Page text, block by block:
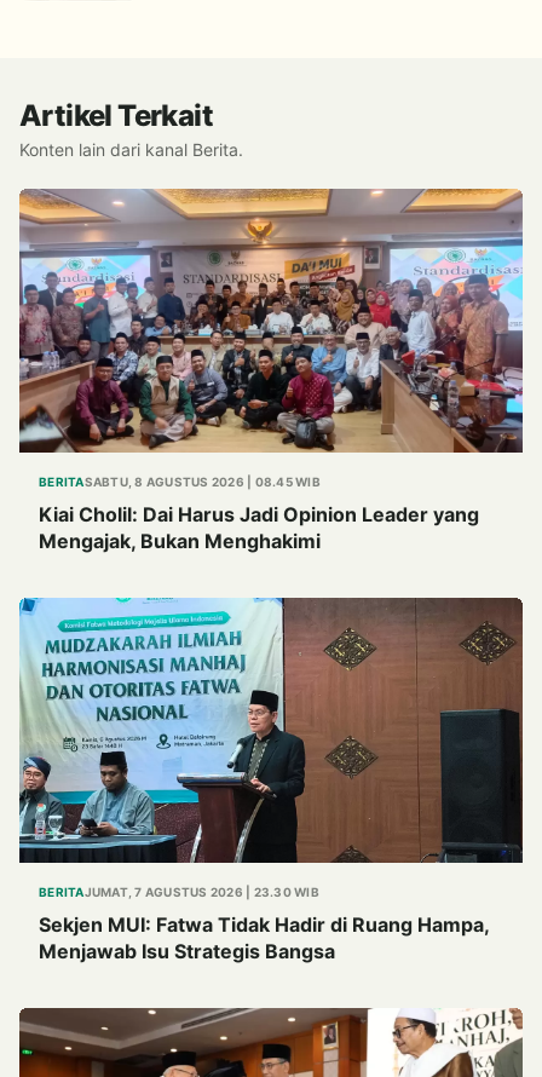
Artikel Terkait
Konten lain dari kanal Berita.
BERITASABTU, 8 AGUSTUS 2026 | 08.45 WIB
Kiai Cholil: Dai Harus Jadi Opinion Leader yang
Mengajak, Bukan Menghakimi
BERITAJUMAT, 7 AGUSTUS 2026 | 23.30 WIB
Sekjen MUI: Fatwa Tidak Hadir di Ruang Hampa,
Menjawab Isu Strategis Bangsa